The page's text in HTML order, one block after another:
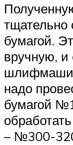
тщательно
бумагой.
вручную,
надо
бумагой
– №300-